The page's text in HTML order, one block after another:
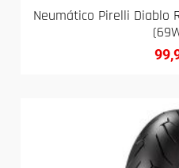
Neumático Pirelli Diablo